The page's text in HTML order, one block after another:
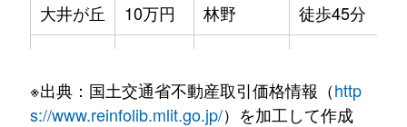
大井が丘
10万円 林野
徒歩45分
小ノ谷
28万円 美作江見
徒歩1時間45分
※出典：国土交通省不動産取引価格情報（http
s://www.reinfolib.mlit.go.jp/）を加工して作成